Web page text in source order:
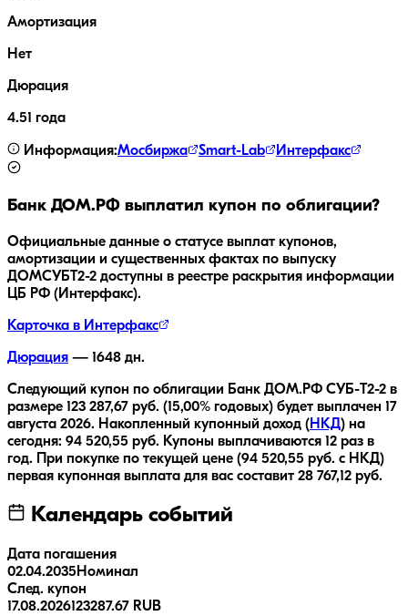
Амортизация
Нет
Дюрация
4.51 года
Информация:Мосбиржа Smart-Lab Интерфакс
Банк ДОМ.РФ выплатил купон по облигации?
Официальные данные о статусе выплат купонов,
амортизации и существенных фактах по выпуску
ДОМСУБТ2-2 доступны в реестре раскрытия информации
ЦБ РФ (Интерфакс).
Карточка в Интерфакс
Дюрация — 1648 дн.
Следующий купон по облигации Банк ДОМ.РФ СУБ-T2-2 в
размере 123 287,67 руб. (15,00% годовых) будет выплачен 17
августа 2026. Накопленный купонный доход (НКД) на
сегодня: 94 520,55 руб. Купоны выплачиваются 12 раз в
год. При покупке по текущей цене (94 520,55 руб. с НКД)
первая купонная выплата для вас составит 28 767,12 руб.
Календарь событий
Дата погашения
02.04.2035Номинал
След. купон
17.08.2026123287.67 RUB